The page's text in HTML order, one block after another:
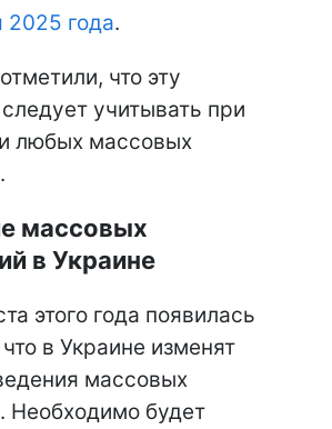
2025 года.
что эту
учитывать при
любых массовых
массовых
в Украине
этого года появилась
в Украине изменят
массовых
Необходимо будет